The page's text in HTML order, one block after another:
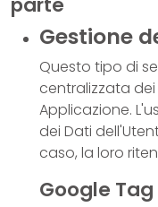
Gestione
Questo tipo di
centralizzata
Applicazione.
dei Dati
caso, la loro
Google